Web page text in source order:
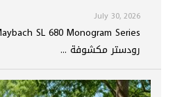
July 30, 2026
رودستر مكشوفة ...